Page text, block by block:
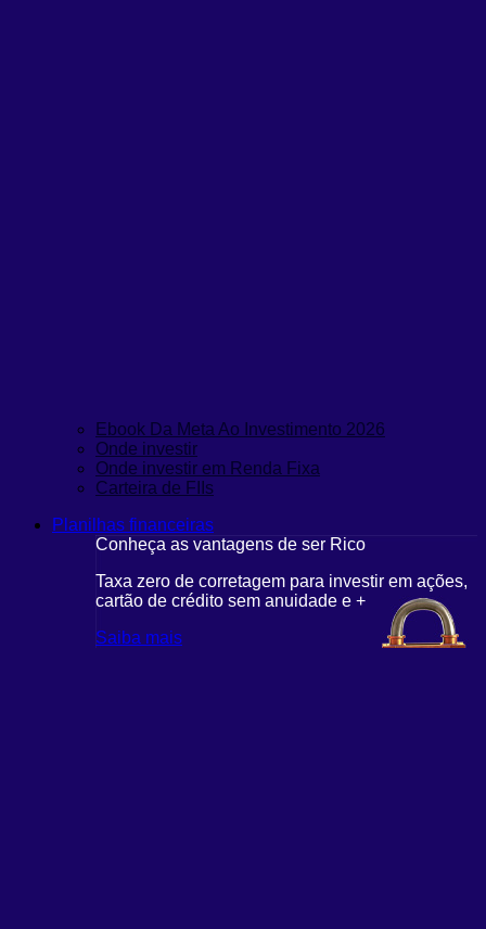
Ebook Da Meta Ao Investimento 2026
Onde investir
Onde investir em Renda Fixa
Carteira de FIIs
Planilhas financeiras
Conheça as vantagens de ser Rico
Taxa zero de corretagem para investir em ações,
cartão de crédito sem anuidade e +
Saiba mais